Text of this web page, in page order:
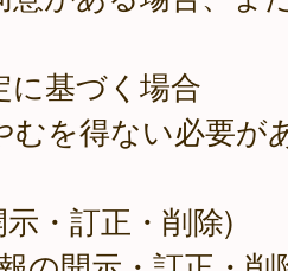
に基づく場合
むを得ない必要が
・訂正・削除)